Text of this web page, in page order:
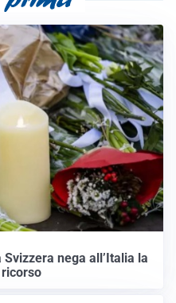
nega all’Italia la